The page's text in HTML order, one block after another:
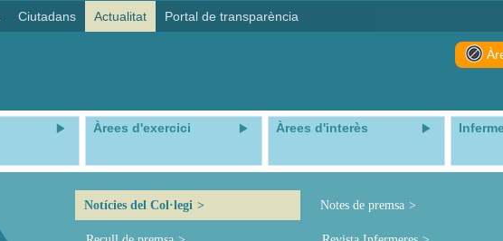
Ciutadans Actualitat Portal de transparència
Àrees d'exercici Àrees d'interès
Notícies del Col·legi Notes de premsa